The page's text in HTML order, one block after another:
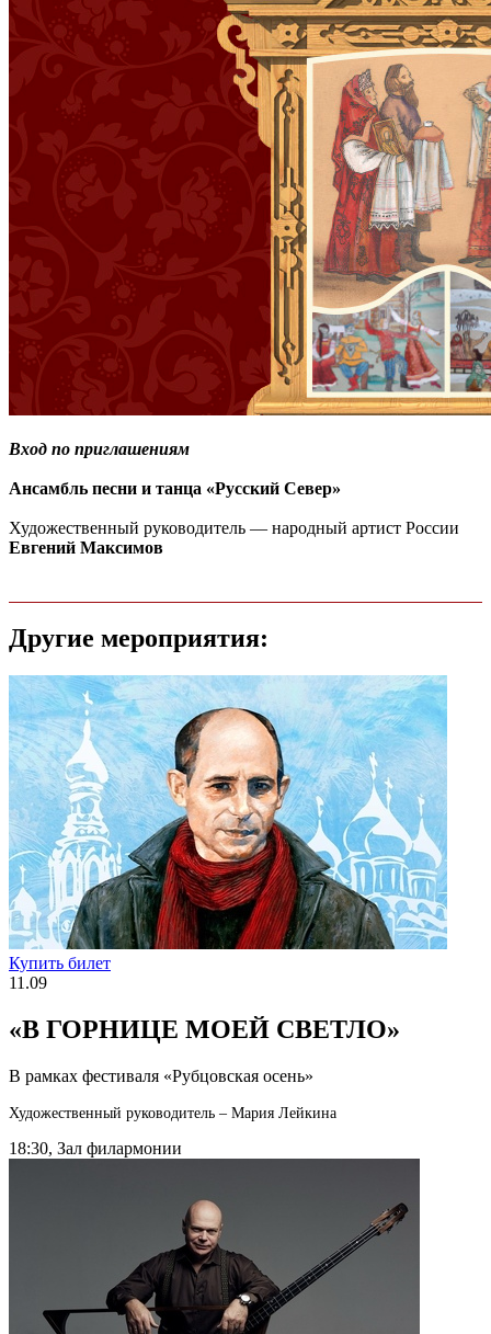
Вход по приглашениям
Ансамбль песни и танца «Русский Север»
Художественный руководитель — народный артист России
Евгений Максимов
Другие мероприятия:
Купить билет
11.09
«В ГОРНИЦЕ МОЕЙ СВЕТЛО»
В рамках фестиваля «Рубцовская осень»
Художественный руководитель – Мария Лейкина
18:30, Зал филармонии